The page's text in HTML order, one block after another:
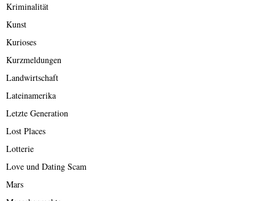
Kriminalität
Kunst
Kurioses
Kurzmeldungen
Landwirtschaft
Lateinamerika
Letzte Generation
Lost Places
Lotterie
Love und Dating Scam
Mars